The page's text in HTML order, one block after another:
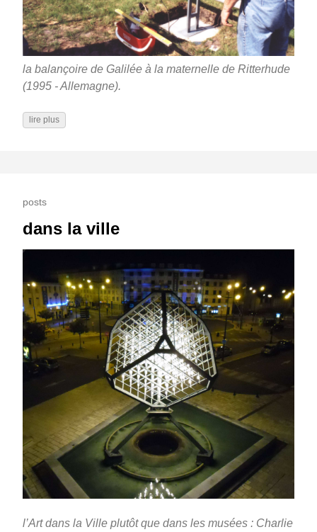
la balançoire de Galilée à la maternelle de Ritterhude
(1995 - Allemagne).
lire plus
posts
dans la ville
l’Art dans la Ville plutôt que dans les musées : Charlie